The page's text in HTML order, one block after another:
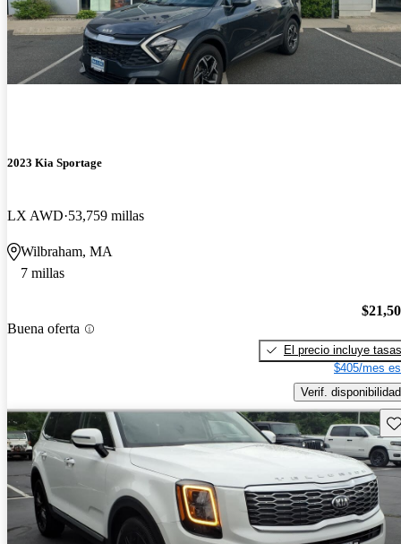
2023 Kia Sportage
LX AWD 53,759 millas
Wilbraham, MA
7 millas
Buena oferta
El precio incluye tasas
$405/mes
Verif. disponibilidad